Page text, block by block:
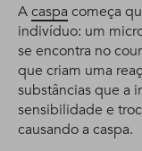
Acaspa começa
indivíduo: um
se encontra no
que criam uma
substâncias que a
sensibilidade e
causando a caspa.